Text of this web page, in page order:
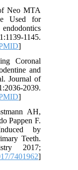
of Neo MTA
Used for
endodontics
[PMID
Coronal
and
Journal of
2039.
[PMID
AH,
Pappen F.
by
Teeth.
2017;
7401962